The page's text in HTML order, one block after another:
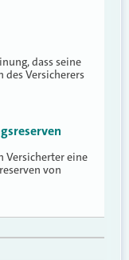
dass seine
des Versicherers
Versicherter eine
von